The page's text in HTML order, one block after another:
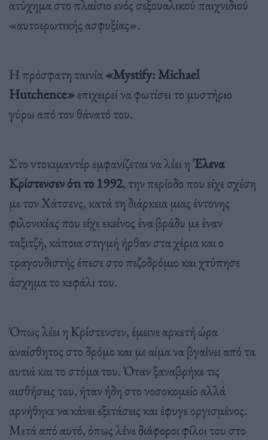
ατύχημα στο πλαίσιο ενός σεξουαλικού παιχνιδιού
«αυτοερωτικής ασφυξίας».
Η πρόσφατη ταινία«Mystify: Michael
Hutchence»επιχειρεί να φωτίσει το μυστήριο
γύρω από τον θάνατό του.
Στο ντοκιμαντέρ εμφανίζεται να λέει ηΈλενα
Κρίστενσεν ότι το 1992, την περίοδο που είχε σχέση
με τον Χάτσενς, κατά τη διάρκεια μιας έντονης
φιλονικίας που είχε εκείνος ένα βράδυ με έναν
ταξιτζή, κάποια στιγμή ήρθαν στα χέρια και ο
τραγουδιστής έπεσε στο πεζοδρόμιο και χτύπησε
άσχημα το κεφάλι του.
Όπως λέει η Κρίστενσεν, έμεινε αρκετή ώρα
αναίσθητος στο δρόμο και με αίμα να βγαίνει από τα
αυτιά και το στόμα του. Όταν ξαναβρήκε τις
αισθήσεις του, ήταν ήδη στο νοσοκομείο αλλά
αρνήθηκε να κάνει εξετάσεις και έφυγε οργισμένος.
Μετά από αυτό, όπως λένε διάφοροι φίλοι του στο